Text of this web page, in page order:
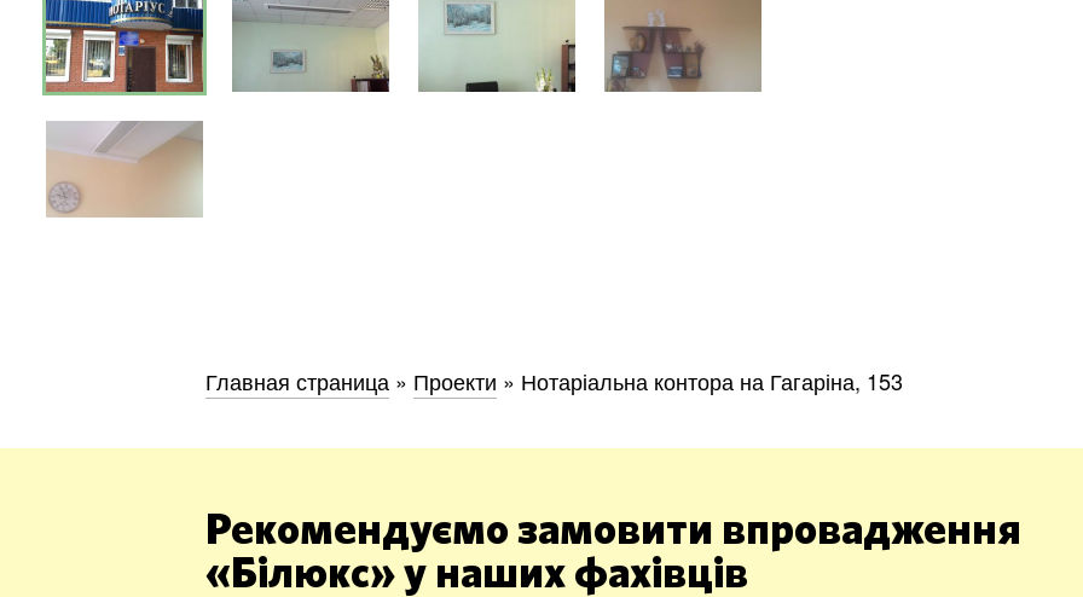
Главная страница » Проекти » Нотаріальна контора на Гагаріна, 153
Рекомендуємо замовити впровадження
«Білюкс» у наших фахівців
Область